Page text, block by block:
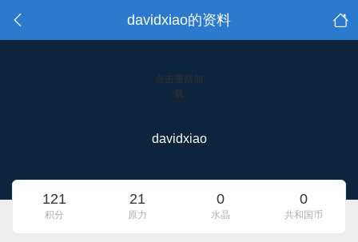
davidxiao的资料
点击重新加
载
davidxiao
121
积分
21
原力
0
水晶
0
共和国币